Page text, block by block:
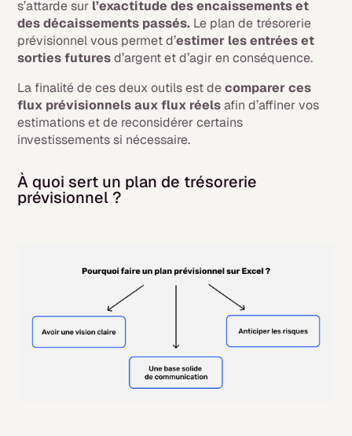
s’attarde sur l’exactitude des encaissements et
des décaissements passés. Le plan de trésorerie
prévisionnel vous permet d’estimer les entrées et
sorties futuresd’argent et d’agir en conséquence.
La finalité de ces deux outils est decomparer ces
flux prévisionnels aux flux réelsafin d’affiner vos
estimations et de reconsidérer certains
investissements si nécessaire.
À quoi sert un plan de trésorerie
prévisionnel ?